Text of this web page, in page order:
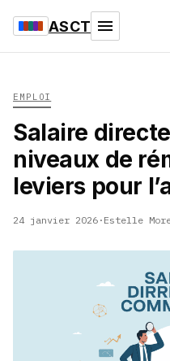
ASCT
EMPLOI
Salaire
niveaux de
leviers pour
24 janvier 2026 · Estelle